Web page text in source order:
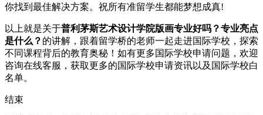
你找到最佳解决方案。祝所有准留学生都能梦想成真!
以上就是关于普利茅斯艺术设计学院版画专业好吗？专业亮点
是什么？ 的讲解，跟着留学桥的老师一起走进国际学校，探索
不同课程背后的教育奥秘！如有更多国际学校申请问题，欢迎
咨询在线客服 ，获取更多的国际学校申请资讯以及国际学校白
名单。
结束